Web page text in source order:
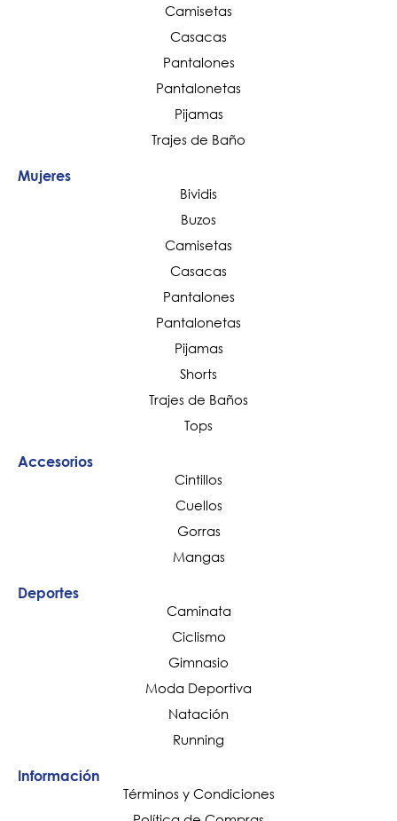
Camisetas
Casacas
Pantalones
Pantalonetas
Pijamas
Trajes de Baño
Mujeres
Bividis
Buzos
Camisetas
Casacas
Pantalones
Pantalonetas
Pijamas
Shorts
Trajes de Baños
Tops
Accesorios
Cintillos
Cuellos
Gorras
Mangas
Deportes
Caminata
Ciclismo
Gimnasio
Moda Deportiva
Natación
Running
Información
Términos y Condiciones